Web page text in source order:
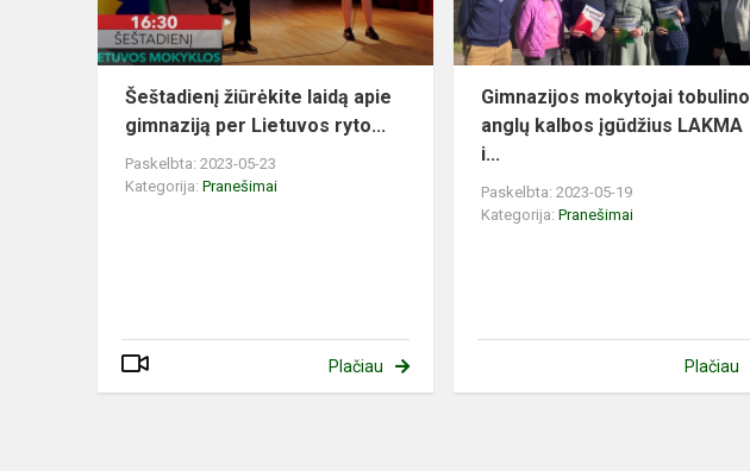
Šeštadienį žiūrėkite laidą apie
gimnaziją per Lietuvos ryto...
Paskelbta: 2023-05-23
Kategorija: Pranešimai
Plačiau
Gimnazijos mokytojai tobulino
anglų kalbos įgūdžius LAKMA
i...
Paskelbta: 2023-05-19
Kategorija:Pranešimai
Plačiau